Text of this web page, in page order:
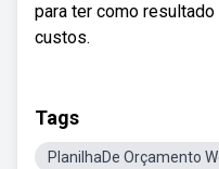
para ter como
custos.
Tags
PlanilhaDe Orçamento